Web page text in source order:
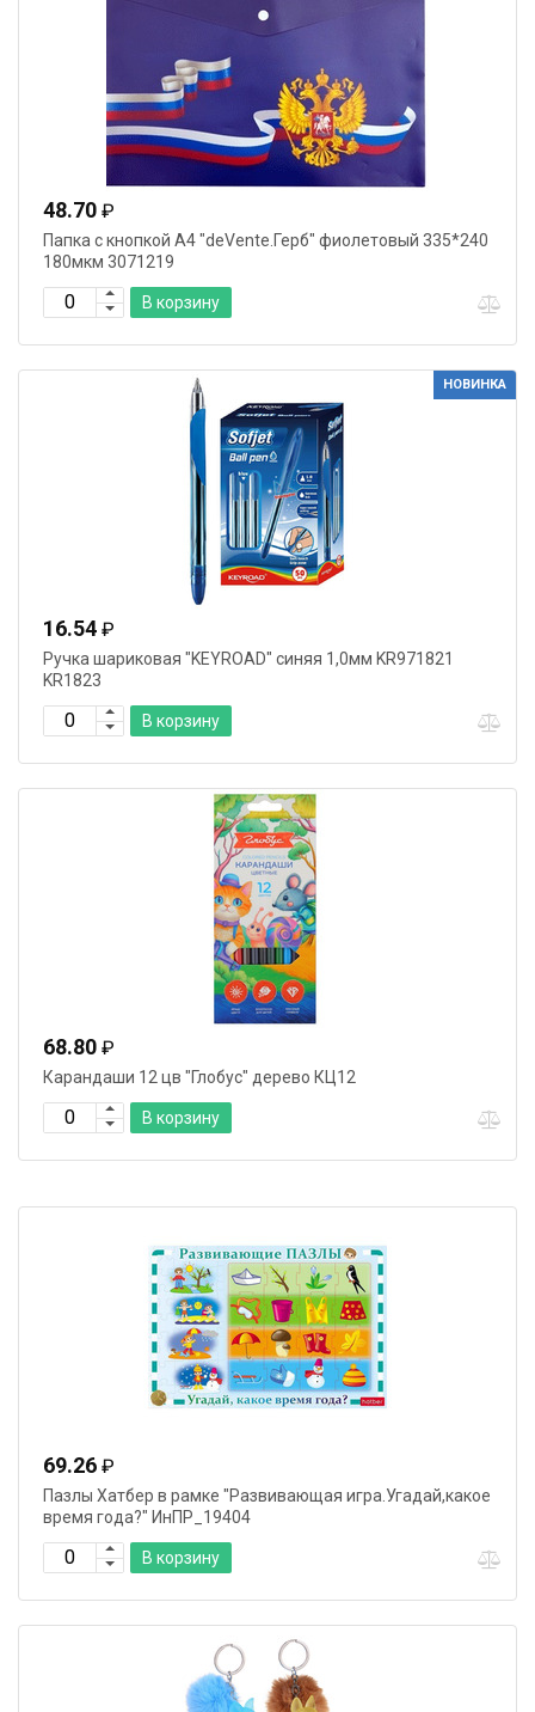
чернил
Игольчатый
наконечник
Наличие
грипа
блестками
планка
Наличие
Размер
48.70 ₽
Папка с кнопкой А4 "deVente.Герб" фиолетовый 335*240
180мкм 3071219
В корзину
НОВИНКА
16.54 ₽
Ручка шариковая "KEYROAD" синяя 1,0мм KR971821
KR1823
В корзину
68.80 ₽
Карандаши 12 цв "Глобус" дерево КЦ12
В корзину
69.26 ₽
Пазлы Хатбер в рамке "Развивающая игра.Угадай,какое
время года?" ИнПР_19404
В корзину